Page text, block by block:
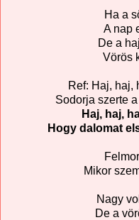
Ha a
A nap
De a
Vörös
Ref: Haj, haj,
Sodorja szerte
Haj, haj,
Hogy dalomat
Mikor
Nagy
De a